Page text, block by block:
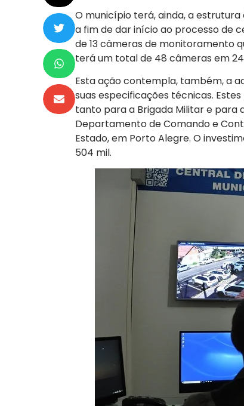
O município terá, ainda, a
a fim de dar início ao processo de
de 13 câmeras de monitoramento
terá um total de 48 câmeras em
Esta ação contempla, também, a
suas especificações técnicas.
tanto para a Brigada Militar e para
Departamento de Comando e
Estado, em Porto Alegre. O
504 mil.